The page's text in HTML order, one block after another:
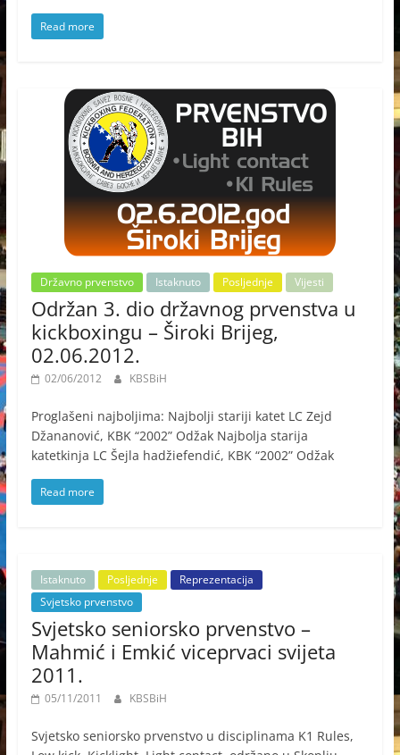
Read more
Državno prvenstvo Istaknuto Posljednje Vijesti
Održan 3. dio državnog prvenstva u
kickboxingu – Široki Brijeg,
02.06.2012.
02/06/2012 KBSBiH
Proglašeni najboljima: Najbolji stariji katet LC Zejd
Džananović, KBK “2002” Odžak Najbolja starija
katetkinja LC Šejla hadžiefendić, KBK “2002” Odžak
Read more
Istaknuto Posljednje
Reprezentacija
Svjetsko prvenstvo
Svjetsko seniorsko prvenstvo –
Mahmić i Emkić viceprvaci svijeta
2011.
05/11/2011 KBSBiH
Svjetsko seniorsko prvenstvo u disciplinama K1 Rules,